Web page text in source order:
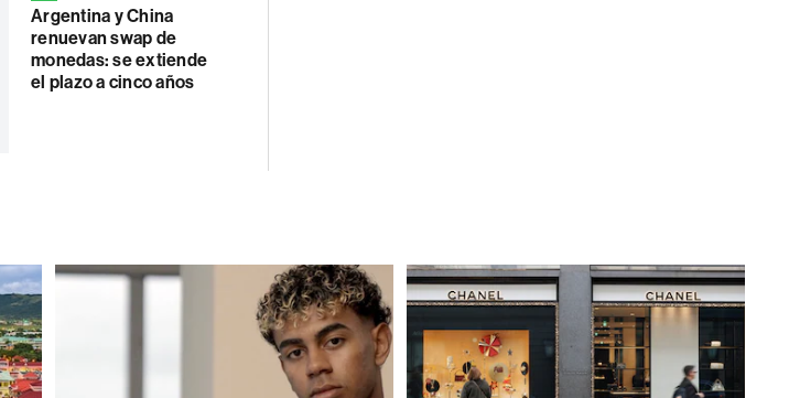
Argentina y China
renuevan swap de
monedas: se extiende
el plazo a cinco años